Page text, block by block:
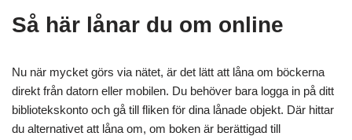
Så här lånar du om online
Nu när mycket görs via nätet, är det lätt att låna om böckerna
direkt från datorn eller mobilen. Du behöver bara logga in på ditt
bibliotekskonto och gå till fliken för dina lånade objekt. Där hittar
du alternativet att låna om, om boken är berättigad till